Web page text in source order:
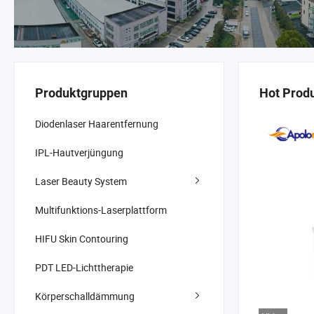
Hot
Produktgruppen
Diodenlaser Haarentfernung
IPL-Hautverjüngung
Laser Beauty System
Multifunktions-Laserplattform
HIFU Skin Contouring
PDT LED-Lichttherapie
Körperschalldämmung